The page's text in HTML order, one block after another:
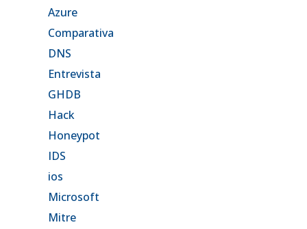
Azure
Comparativa
DNS
Entrevista
GHDB
Hack
Honeypot
IDS
ios
Microsoft
Mitre